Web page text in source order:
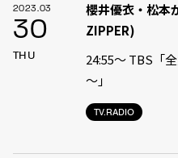
2023.03
30
THU
TV.RADIO
櫻井優衣・松本
ZIPPER)
24:55〜 TBS「
～」